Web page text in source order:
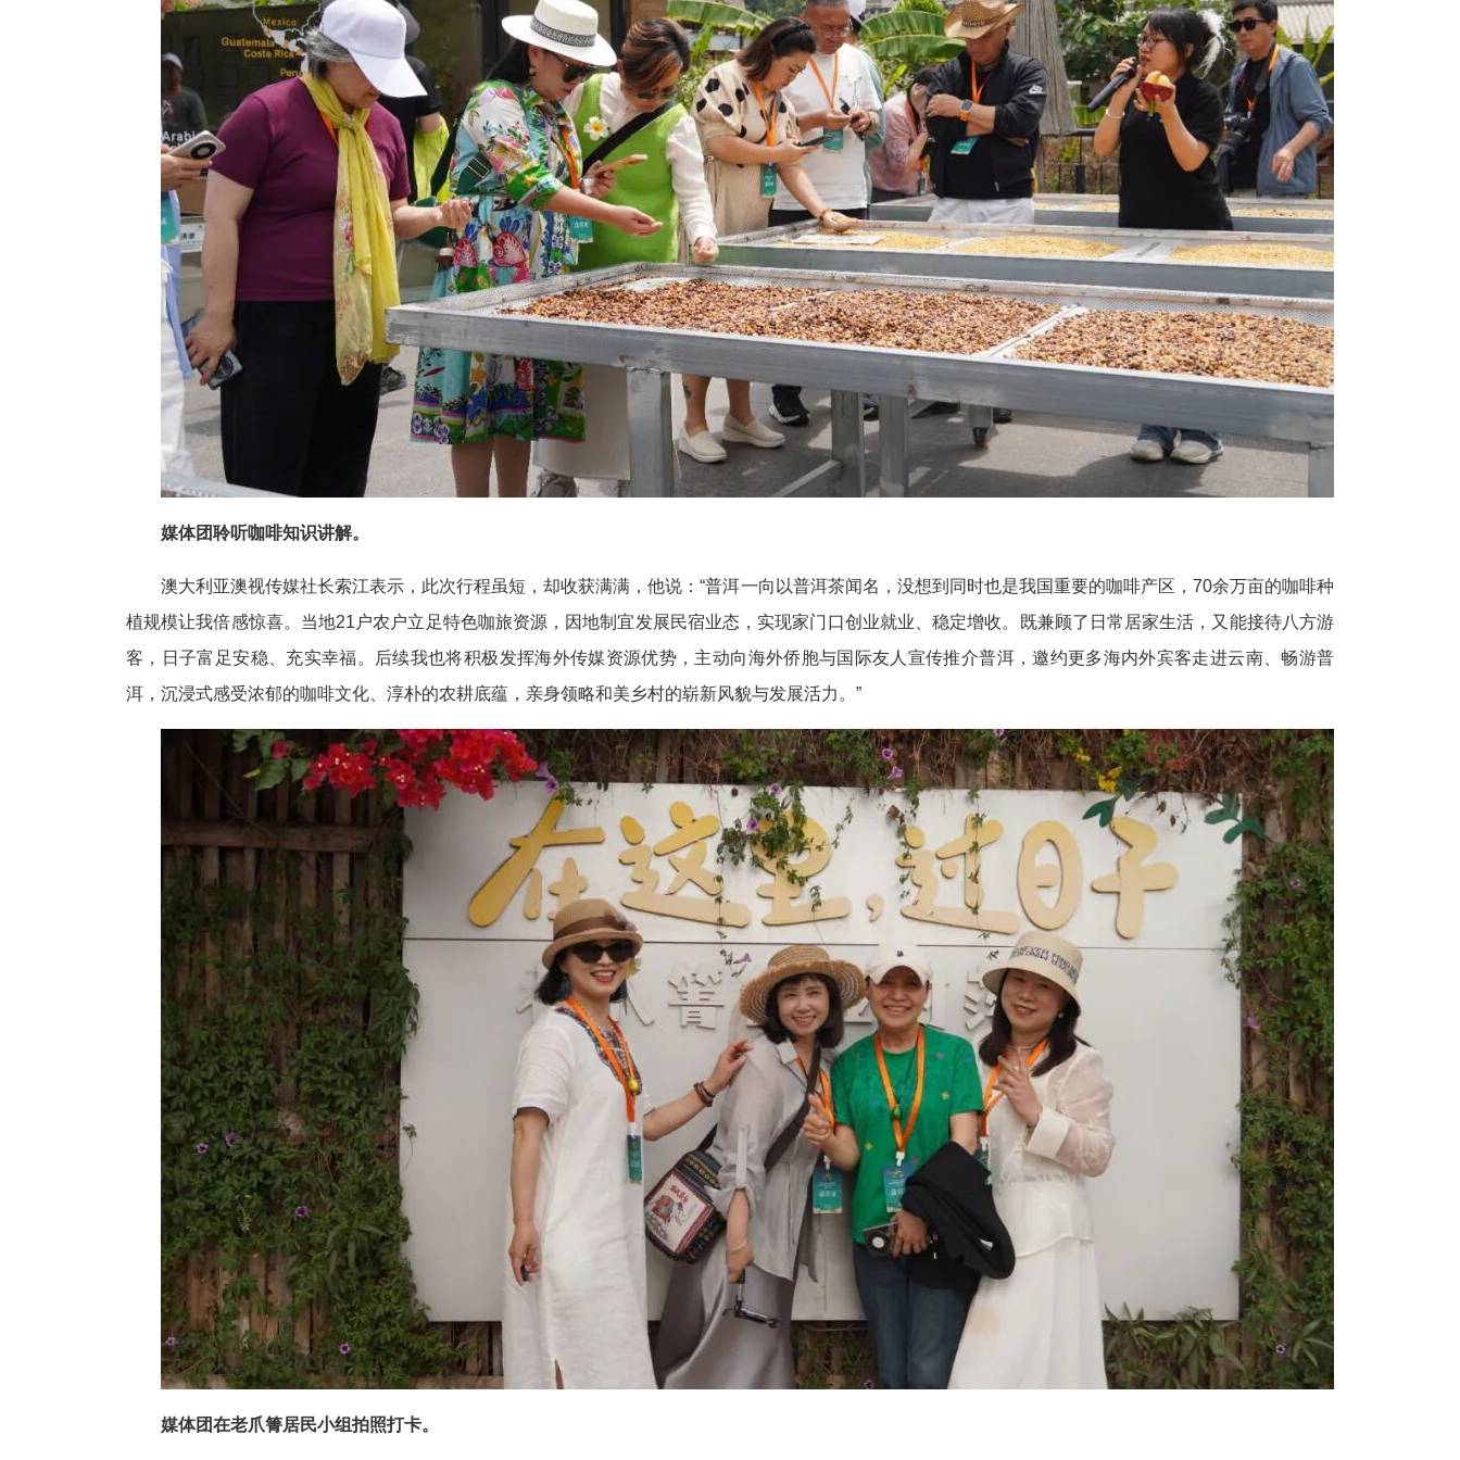
媒体团聆听咖啡知识讲解。
澳大利亚澳视传媒社长索江表示，此次行程虽短，却收获满满，他说：“普洱一向以普洱茶闻名，没想到同时也是我国重要的咖啡产区，70余万亩的咖啡种
植规模让我倍感惊喜。当地21户农户立足特色咖旅资源，因地制宜发展民宿业态，实现家门口创业就业、稳定增收。既兼顾了日常居家生活，又能接待八方游
客，日子富足安稳、充实幸福。后续我也将积极发挥海外传媒资源优势，主动向海外侨胞与国际友人宣传推介普洱，邀约更多海内外宾客走进云南、畅游普
洱，沉浸式感受浓郁的咖啡文化、淳朴的农耕底蕴，亲身领略和美乡村的崭新风貌与发展活力。”
媒体团在老爪箐居民小组拍照打卡。